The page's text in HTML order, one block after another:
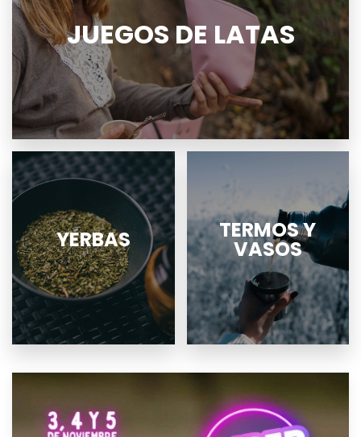
JUEGOS DE LATAS
YERBAS TERMOS Y
VASOS